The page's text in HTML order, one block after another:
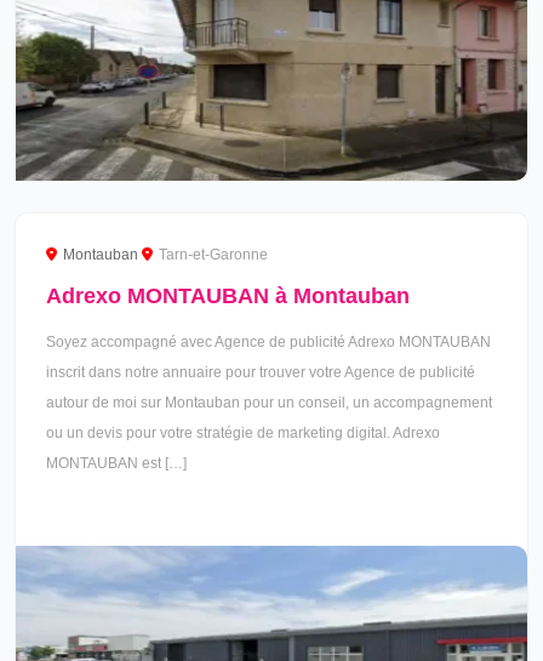
Montauban Tarn-et-Garonne
Adrexo MONTAUBAN à Montauban
Soyez accompagné avec Agence de publicité Adrexo MONTAUBAN
inscrit dans notre annuaire pour trouver votre Agence de publicité
autour de moi sur Montauban pour un conseil, un accompagnement
ou un devis pour votre stratégie de marketing digital. Adrexo
MONTAUBAN est […]